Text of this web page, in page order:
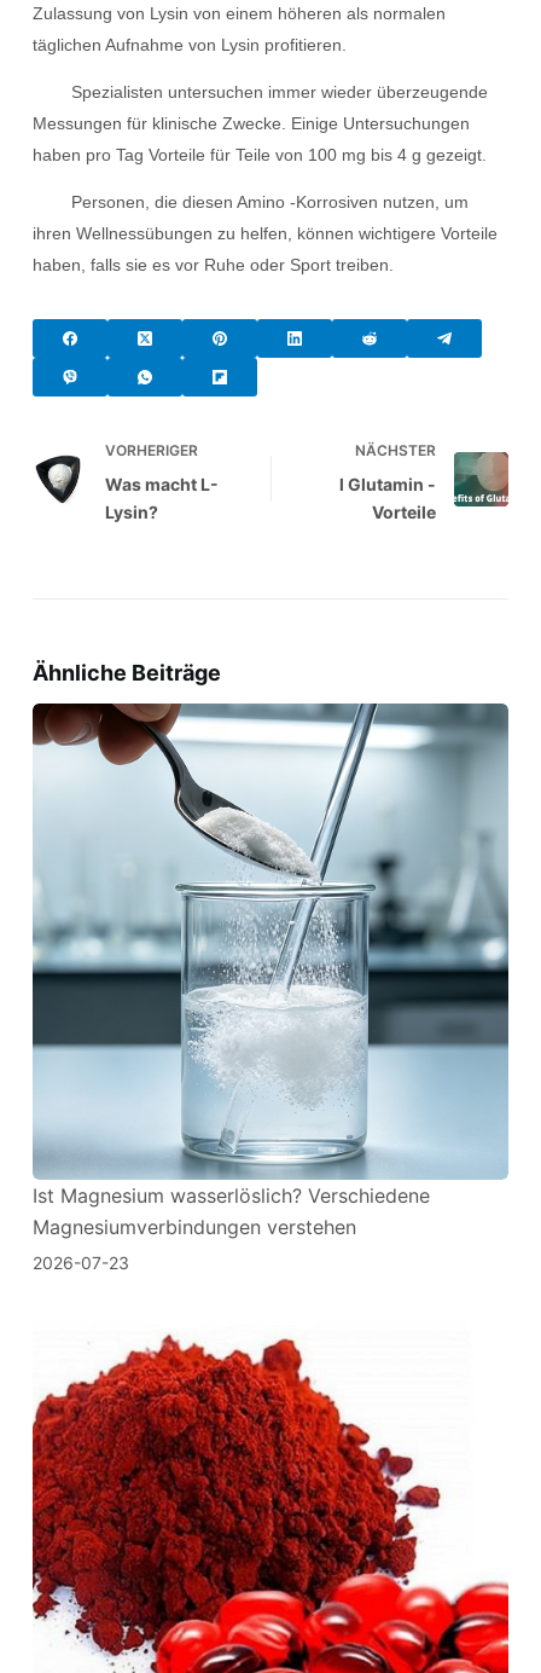
Zulassung von Lysin von einem höheren als normalen
täglichen Aufnahme von Lysin profitieren.
Spezialisten untersuchen immer wieder überzeugende
Messungen für klinische Zwecke. Einige Untersuchungen
haben pro Tag Vorteile für Teile von 100 mg bis 4 g gezeigt.
Personen, die diesen Amino -Korrosiven nutzen, um
ihren Wellnessübungen zu helfen, können wichtigere Vorteile
haben, falls sie es vor Ruhe oder Sport treiben.
VORHERIGER
Was macht L-
Lysin?
NÄCHSTER
l Glutamin -
Vorteile
Ähnliche Beiträge
Ist Magnesium wasserlöslich? Verschiedene
Magnesiumverbindungen verstehen
2026-07-23